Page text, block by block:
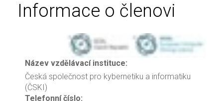
Informace o členovi
Název vzdělávací instituce:
Česká společnost pro kybernetiku a informatiku
(ČSKI)
Telefonní číslo: